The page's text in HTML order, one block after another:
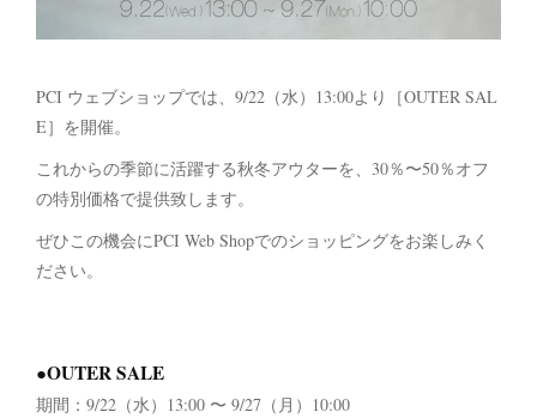
PCI ウェブショップでは、9/22（水）13:00より［OUTER SAL
E］を開催。
これからの季節に活躍する秋冬アウターを、30％〜50％オフ
の特別価格で提供致します。
ぜひこの機会にPCI Web Shopでのショッピングをお楽しみく
ださい。
●OUTER SALE
期間：9/22（水）13:00 〜 9/27（月）10:00